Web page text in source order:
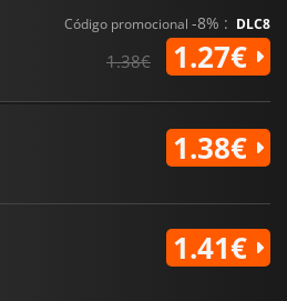
Código promocional -8% : DLC8
1.38€ 1.27€
1.38€
1.41€